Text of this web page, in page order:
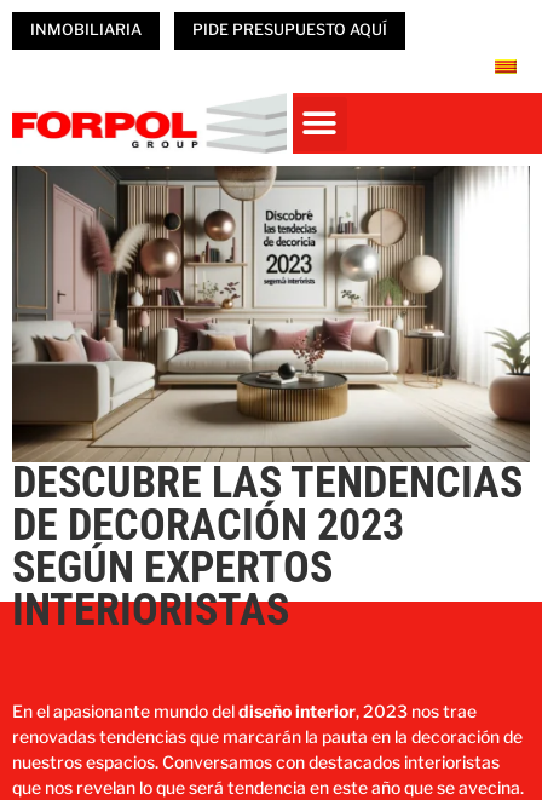
INMOBILIARIA PIDE PRESUPUESTO AQUÍ
DESCUBRE LAS TENDENCIAS
DE DECORACIÓN 2023
SEGÚN EXPERTOS
INTERIORISTAS
En el apasionante mundo deldiseño interior, 2023 nos trae
renovadas tendencias que marcarán la pauta en la decoración de
nuestros espacios. Conversamos con destacados interioristas
que nos revelan lo que será tendencia en este año que se avecina.